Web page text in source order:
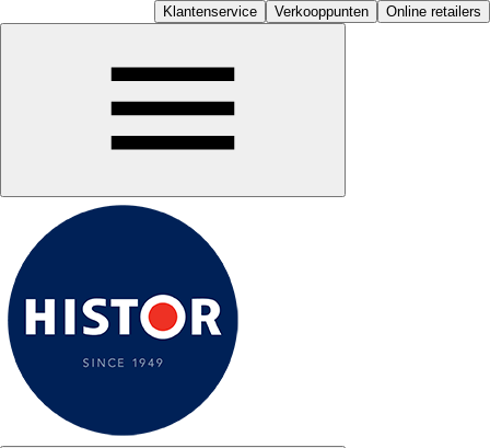
Klantenservice Verkooppunten Online retailers